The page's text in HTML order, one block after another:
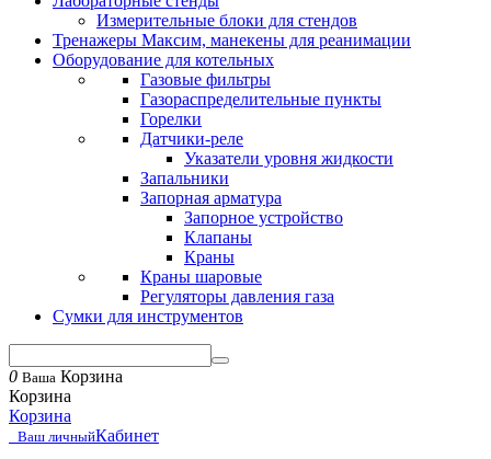
Измерительные блоки для стендов
Тренажеры Максим, манекены для реанимации
Оборудование для котельных
Газовые фильтры
Газораспределительные пункты
Горелки
Датчики-реле
Указатели уровня жидкости
Запальники
Запорная арматура
Запорное устройство
Клапаны
Краны
Краны шаровые
Регуляторы давления газа
Сумки для инструментов
0 Ваша Корзина
Корзина
Корзина
Ваш личныйКабинет